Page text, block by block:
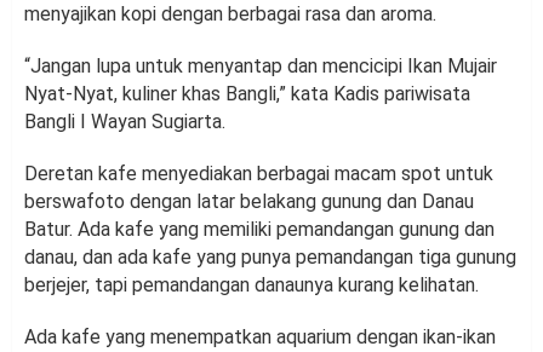
menyajikan kopi dengan berbagai rasa dan aroma.
“Jangan lupa untuk menyantap dan mencicipi Ikan Mujair
Nyat-Nyat, kuliner khas Bangli,” kata Kadis pariwisata
Bangli I Wayan Sugiarta.
Deretan kafe menyediakan berbagai macam spot untuk
berswafoto dengan latar belakang gunung dan Danau
Batur. Ada kafe yang memiliki pemandangan gunung dan
danau, dan ada kafe yang punya pemandangan tiga gunung
berjejer, tapi pemandangan danaunya kurang kelihatan.
Ada kafe yang menempatkan aquarium dengan ikan-ikan